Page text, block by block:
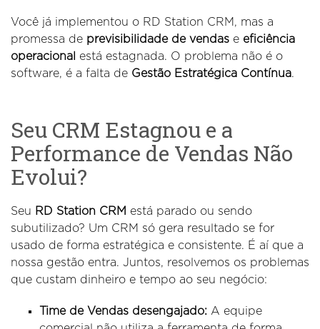
Você já implementou o RD Station CRM, mas a
promessa de previsibilidade de vendas e eficiência
operacional
está estagnada. O problema não é o
software, é a falta de Gestão Estratégica Contínua.
Seu CRM Estagnou e a
Performance de Vendas Não
Evolui?
Seu RD Station CRM está parado ou sendo
subutilizado? Um CRM só gera resultado se for
usado de forma estratégica e consistente. É aí que a
nossa gestão entra. Juntos, resolvemos os problemas
que custam dinheiro e tempo ao seu negócio:
Time de Vendas desengajado: A equipe